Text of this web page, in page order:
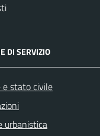
DI SERVIZIO
e stato civile
urbanistica